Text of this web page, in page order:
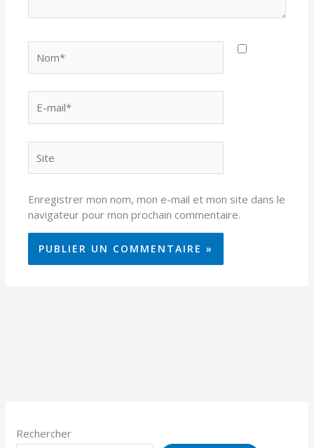
mail*
Enregistrer mon nom, mon e-mail et mon site dans le
navigateur pour mon prochain commentaire.
Rechercher